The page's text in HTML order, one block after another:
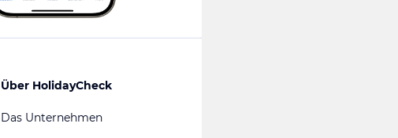
Über HolidayCheck
Das Unternehmen